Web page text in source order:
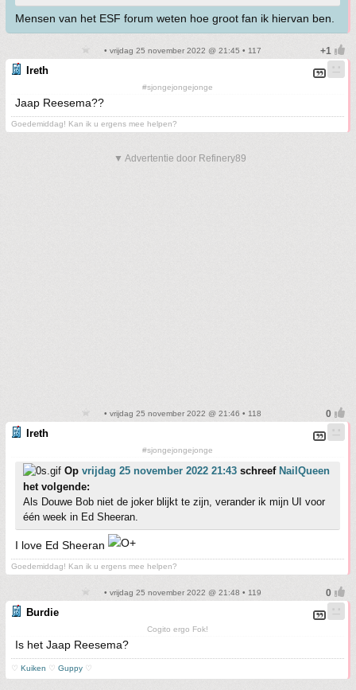
Mensen van het ESF forum weten hoe groot fan ik hiervan ben.
• vrijdag 25 november 2022 @ 21:45 • 117
Ireth
#sjongejongejonge
Jaap Reesema??
Goedemiddag! Kan ik u ergens mee helpen?
▼ Advertentie door Refinery89
• vrijdag 25 november 2022 @ 21:46 • 118
Ireth
#sjongejongejonge
Op vrijdag 25 november 2022 21:43 schreef NailQueen
het volgende:
Als Douwe Bob niet de joker blijkt te zijn, verander ik mijn UI voor
één week in Ed Sheeran.
I love Ed Sheeran
Goedemiddag! Kan ik u ergens mee helpen?
• vrijdag 25 november 2022 @ 21:48 • 119
Burdie
Cogito ergo Fok!
Is het Jaap Reesema?
♡ Kuiken ♡ Guppy ♡